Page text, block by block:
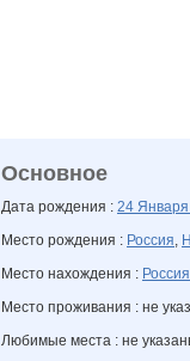
Основное
Дата рождения : 24
Место рождения : Россия,
Место нахождения : Россия
Место проживания : не
Любимые места : не